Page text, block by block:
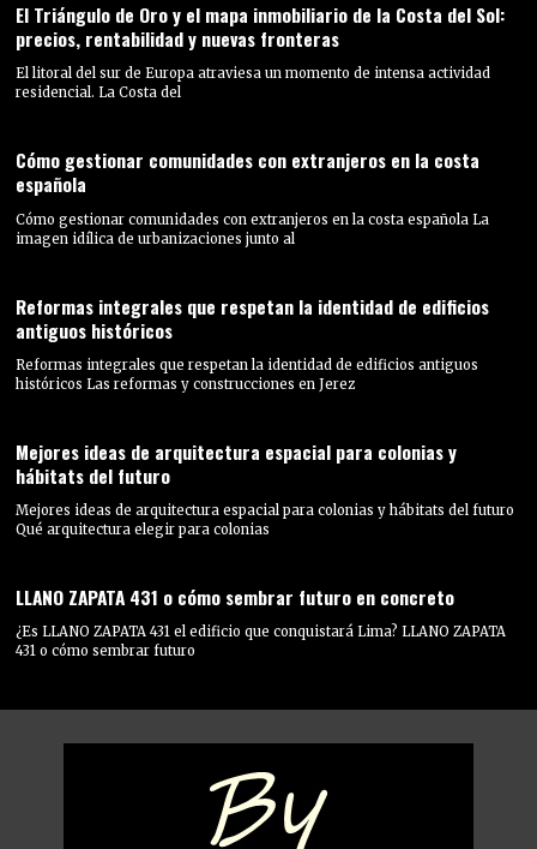
El Triángulo de Oro y el mapa inmobiliario de la Costa del Sol:
precios, rentabilidad y nuevas fronteras
El litoral del sur de Europa atraviesa un momento de intensa actividad
residencial. La Costa del
Cómo gestionar comunidades con extranjeros en la costa
española
Cómo gestionar comunidades con extranjeros en la costa española La
imagen idílica de urbanizaciones junto al
Reformas integrales que respetan la identidad de edificios
antiguos históricos
Reformas integrales que respetan la identidad de edificios antiguos
históricos Las reformas y construcciones en Jerez
Mejores ideas de arquitectura espacial para colonias y
hábitats del futuro
Mejores ideas de arquitectura espacial para colonias y hábitats del futuro
Qué arquitectura elegir para colonias
LLANO ZAPATA 431 o cómo sembrar futuro en concreto
¿Es LLANO ZAPATA 431 el edificio que conquistará Lima? LLANO ZAPATA
431 o cómo sembrar futuro